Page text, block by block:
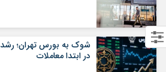
در ابتدا معاملات